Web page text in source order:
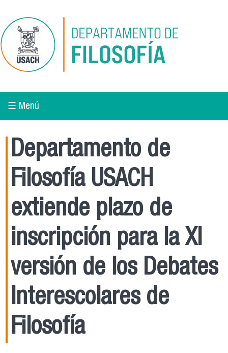
☰ Menú
Departamento de
Filosofía USACH
extiende plazo de
inscripción para la XI
versión de los Debates
Interescolares de
Filosofía